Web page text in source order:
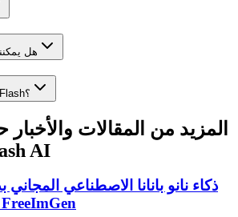
هل
ما هي مزايا Gemini 2.5 Flash؟
المزيد من المقالات
AI
ذكاء نانو بانانا الاصطناعي
الصور وعدّلها على FreeImGen